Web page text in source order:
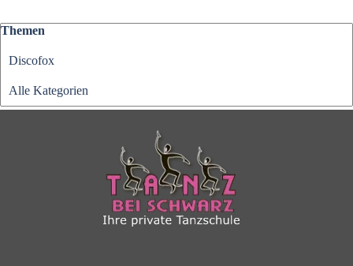
Block überspringen Themen
Themen
Discofox
Alle Kategorien